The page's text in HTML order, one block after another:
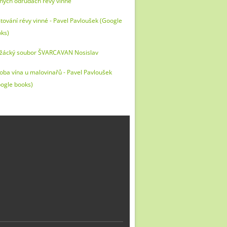
révy vinné - Pavel Pavloušek (Google
soubor ŠVARCAVAN Nosislav
vína u malovinařů - Pavel Pavloušek
books)